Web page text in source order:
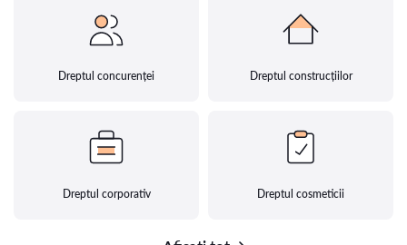
Dreptul concurenței Dreptul construcțiilor
Dreptul corporativ Dreptul cosmeticii